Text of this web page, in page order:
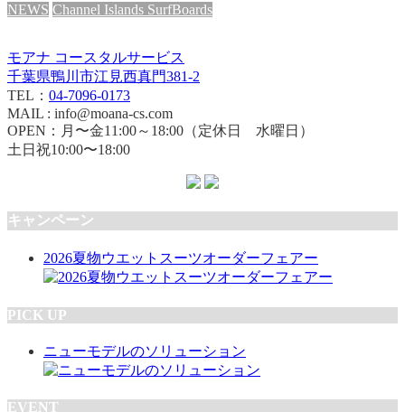
NEWS Channel Islands SurfBoards
モアナ コースタルサービス
千葉県鴨川市江見西真門381-2
TEL： 04-7096-0173
MAIL : info@moana-cs.com
OPEN：月〜金11:00～18:00（定休日 水曜日）
土日祝10:00〜18:00
キャンペーン
2026夏物ウエットスーツオーダーフェアー
PICK UP
ニューモデルのソリューション
EVENT